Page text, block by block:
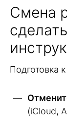
Смена
Подготовка
(iCloud,